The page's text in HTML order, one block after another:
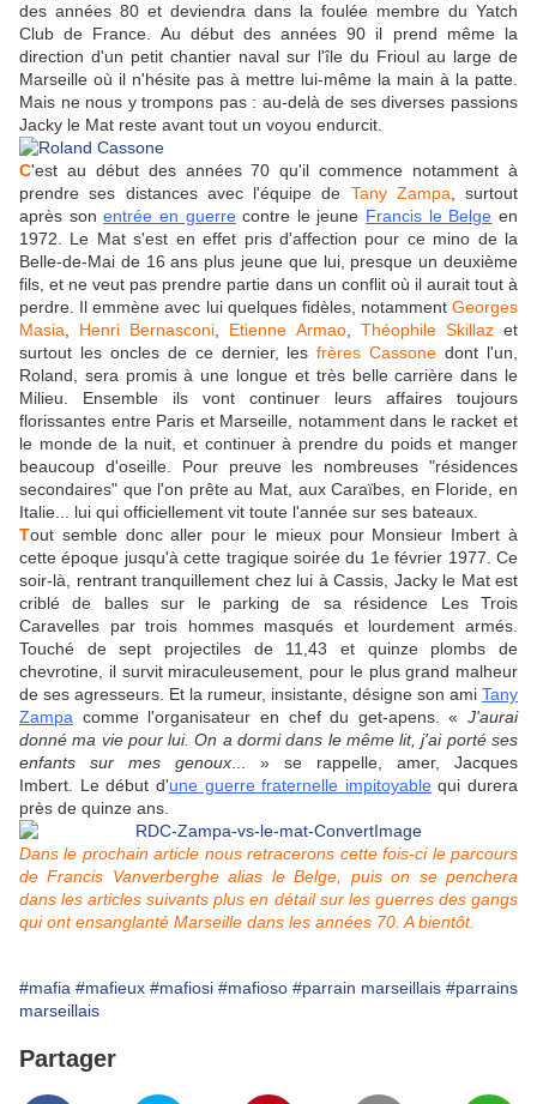
des années 80 et deviendra dans la foulée membre du Yatch
Club de France. Au début des années 90 il prend même la
direction d'un petit chantier naval sur l'île du Frioul au large de
Marseille où il n'hésite pas à mettre lui-même la main à la patte.
Mais ne nous y trompons pas : au-delà de ses diverses passions
Jacky le Mat reste avant tout un voyou endurcit.
C'est au début des années 70 qu'il commence notamment à
prendre ses distances avec l'équipe de Tany Zampa , surtout
après sonentrée en guerrecontre le jeune Francis le Belge en
1972. Le Mat s'est en effet pris d'affection pour ce mino de la
Belle-de-Mai de 16 ans plus jeune que lui, presque un deuxième
fils, et ne veut pas prendre partie dans un conflit où il aurait tout à
perdre. Il emmène avec lui quelques fidèles, notamment Georges
Masia
Henri Bernasconi Etienne Armao, Théophile Skillazet
surtout les oncles de ce dernier, lesfrères Cassone dont l'un,
Roland, sera promis à une longue et très belle carrière dans le
Milieu. Ensemble ils vont continuer leurs affaires toujours
florissantes entre Paris et Marseille, notamment dans le racket et
le monde de la nuit, et continuer à prendre du poids et manger
beaucoup d'oseille. Pour preuve les nombreuses "résidences
secondaires" que l'on prête au Mat, aux Caraïbes, en Floride, en
Italie... lui qui officiellement vit toute l'année sur ses bateaux.
Tout semble donc aller pour le mieux pour Monsieur Imbert à
cette époque jusqu'à cette tragique soirée du 1e février 1977. Ce
soir-là, rentrant tranquillement chez lui à Cassis, Jacky le Mat est
criblé de balles sur le parking de sa résidence Les Trois
Caravelles par trois hommes masqués et lourdement armés.
Touché de sept projectiles de 11,43 et quinze plombs de
chevrotine, il survit miraculeusement, pour le plus grand malheur
de ses agresseurs. Et la rumeur, insistante, désigne son ami Tany
Zampa comme l'organisateur en chef du get-apens.« J'aurai
donné ma vie pour lui. On a dormi dans le même lit, j'ai porté ses
enfants sur mes genoux ... » se rappelle, amer, Jacques
Imbert.
Le début d'une guerre fraternelle impitoyablequi durera
près de quinze ans.
Dans le prochain article nous retracerons cette fois-ci le parcours
de Francis Vanverberghe alias le Belge, puis on se penchera
dans les articles suivants plus en détail sur les guerres des gangs
qui ont ensanglanté Marseille dans les années 70. A bientôt.
#mafia #mafieux #mafiosi #mafioso #parrain marseillais #parrains
marseillais
Partager